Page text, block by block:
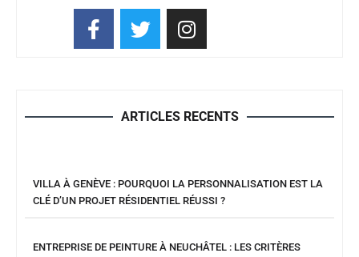
ARTICLES RECENTS
VILLA À GENÈVE : POURQUOI LA PERSONNALISATION EST LA
CLÉ D’UN PROJET RÉSIDENTIEL RÉUSSI ?
ENTREPRISE DE PEINTURE À NEUCHÂTEL : LES CRITÈRES